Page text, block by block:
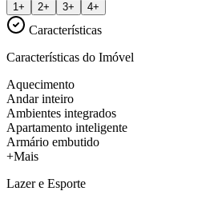
1+ 2+ 3+ 4+
Características
Características do Imóvel
Aquecimento
Andar inteiro
Ambientes integrados
Apartamento inteligente
Armário embutido
+Mais
Lazer e Esporte